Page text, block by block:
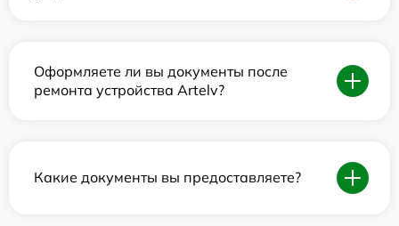
Оформляете ли вы документы после
ремонта устройства Artelv?
Какие документы вы предоставляете?